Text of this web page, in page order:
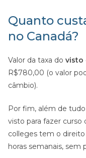
Quanto
no Canadá?
Valor da taxa do visto
R$780,00 (o valor
câmbio).
Por fim, além de
visto para fazer curso
colleges tem o
horas semanais, sem